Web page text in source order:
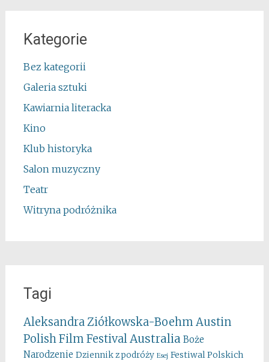
Kategorie
Bez kategorii
Galeria sztuki
Kawiarnia literacka
Kino
Klub historyka
Salon muzyczny
Teatr
Witryna podróżnika
Tagi
Aleksandra Ziółkowska-Boehm Austin
Polish Film FestivalAustralia Boże
Narodzenie Dziennik z podróży Esej Festiwal Polskich